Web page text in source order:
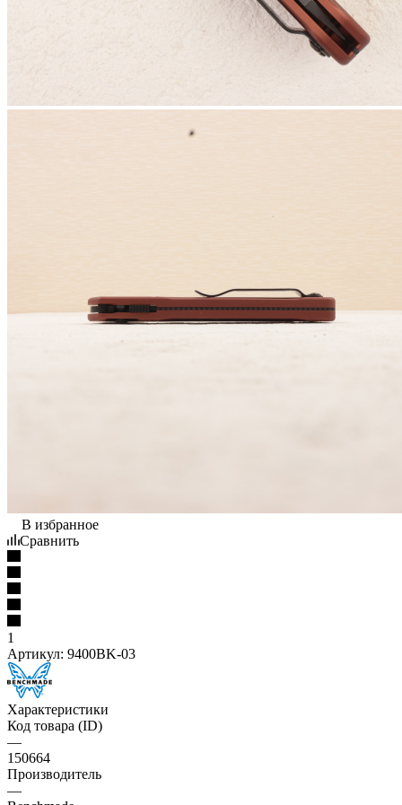
В избранное
Сравнить
1
Артикул: 9400BK-03
Характеристики
Код товара (ID)
—
150664
Производитель
—